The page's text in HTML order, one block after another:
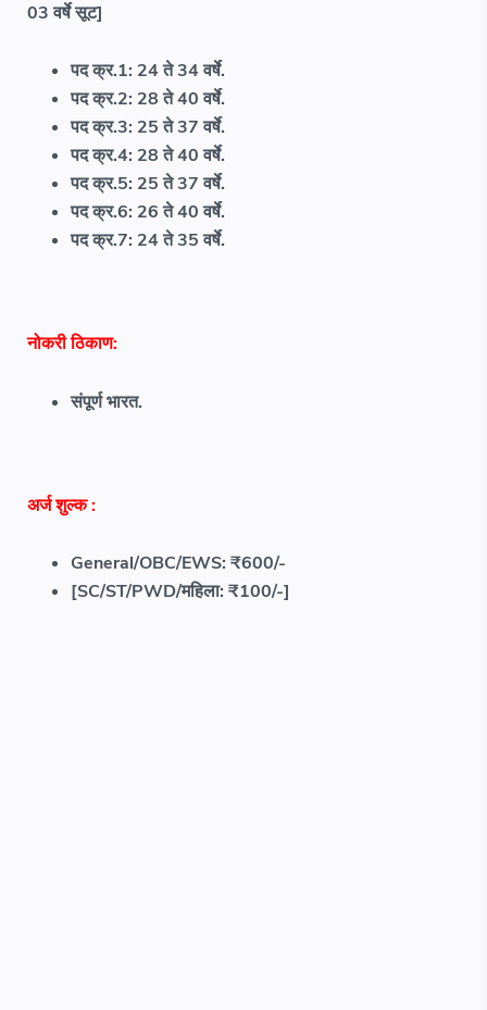
03 वर्षे सूट]
पद क्र.1: 24 ते 34 वर्षे.
पद क्र.2: 28 ते 40 वर्षे.
पद क्र.3: 25 ते 37 वर्षे.
पद क्र.4: 28 ते 40 वर्षे.
पद क्र.5: 25 ते 37 वर्षे.
पद क्र.6: 26 ते 40 वर्षे.
पद क्र.7: 24 ते 35 वर्षे.
नोकरी ठिकाण:
संपूर्ण भारत.
अर्ज शुल्क:
General/OBC/EWS: ₹600/-
[SC/ST/PWD/महिला: ₹100/-]